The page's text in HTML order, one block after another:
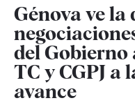
Génova ve la
del Gobierno
TC y CGPJ a
avance